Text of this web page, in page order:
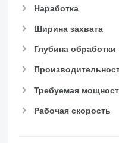
Наработка
Ширина захвата
Глубина обработки
Требуемая
Рабочая скорость